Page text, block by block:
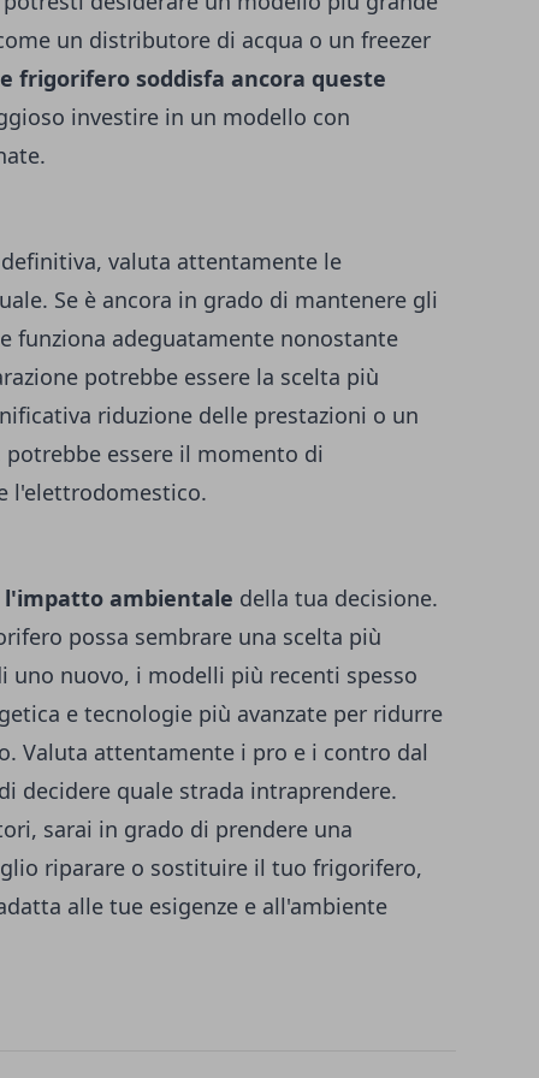
un distributore di acqua o un freezer
frigorifero soddisfa ancora queste
investire in un modello con
valuta attentamente le
Se è ancora in grado di mantenere gli
funziona adeguatamente nonostante
potrebbe essere la scelta più
riduzione delle prestazioni o un
essere il momento di
l'elettrodomestico.
l'impatto ambientale della tua decisione.
possa sembrare una scelta più
nuovo, i modelli più recenti spesso
e tecnologie più avanzate per ridurre
Valuta attentamente i pro e i contro dal
decidere quale strada intraprendere.
sarai in grado di prendere una
riparare o sostituire il tuo frigorifero,
alle tue esigenze e all'ambiente